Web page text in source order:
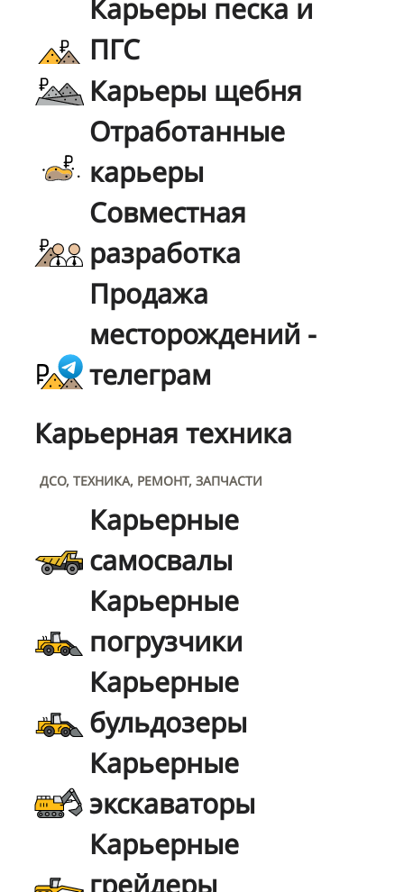
Карьеры песка и
ПГС
Карьеры щебня
Отработанные
карьеры
Совместная
разработка
Продажа
месторождений -
телеграм
Карьерная техника
ДСО, ТЕХНИКА, РЕМОНТ, ЗАПЧАСТИ
Карьерные
самосвалы
Карьерные
погрузчики
Карьерные
бульдозеры
Карьерные
экскаваторы
Карьерные
грейдеры